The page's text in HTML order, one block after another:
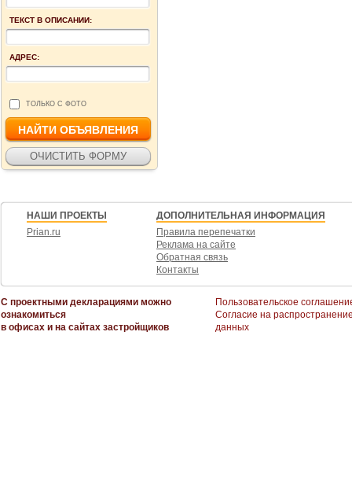
ТЕКСТ В ОПИСАНИИ:
АДРЕС:
ТОЛЬКО С ФОТО
НАШИ ПРОЕКТЫ
Prian.ru
ДОПОЛНИТЕЛЬНАЯ ИНФОРМАЦИЯ
Правила перепечатки
Реклама на сайте
Обратная связь
Контакты
С проектными декларациями можно
ознакомиться
в офисах и на сайтах застройщиков
Пользовательское
Согласие на
данных